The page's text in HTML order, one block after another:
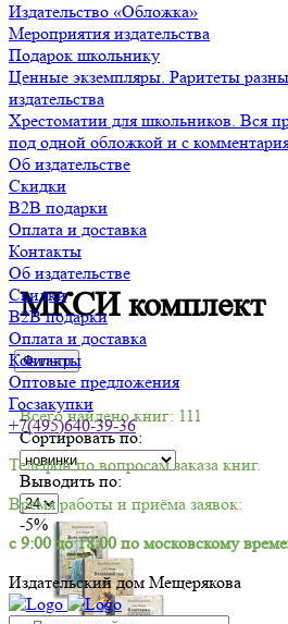
Издательство «Обложка»
Мероприятия издательства
Подарок школьнику
Ценные экземпляры. Раритеты
издательства
Хрестоматии для школьников. Вся
под одной обложкой и с
Об издательстве
Скидки
B2B подарки
Оплата и доставка
Контакты
Об издательстве
Скидки
B2B подарки
Оплата и доставка
Контакты
Оптовые предложения
Госзакупки
+7(495)640-39-36
Телефон по вопросам заказа книг.
Время работы и приёма заявок:
с 9:00 до 18:00 по московскому
Издательский дом Мещерякова
МКСИ комплект
Фильтр
Всего найдено книг: 111
Сортировать по:
Выводить по:
-5%